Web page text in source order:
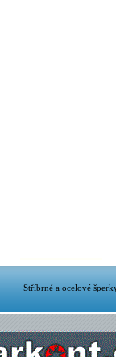
Stříbrné a ocelové